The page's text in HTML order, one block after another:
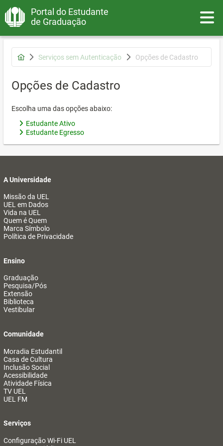
Portal do Estudante
de Graduação
Serviços sem Autenticação Opções de Cadastro
Opções de Cadastro
Escolha uma das opções abaixo:
Estudante Ativo
Estudante Egresso
A Universidade
Missão da UEL
UEL em Dados
Vida na UEL
Quem é Quem
Marca Símbolo
Política de Privacidade
Ensino
Graduação
Pesquisa/Pós
Extensão
Biblioteca
Vestibular
Comunidade
Moradia Estudantil
Casa de Cultura
Inclusão Social
Acessibilidade
Atividade Física
TV UEL
UEL FM
Serviços
Configuração Wi-Fi UEL